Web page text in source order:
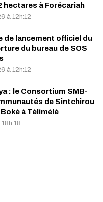
hectares à Forécariah
à 12h:12
de lancement officiel du
du bureau de SOS
à 12h:12
: le Consortium SMB-
de Sintchirou
à Télimélé